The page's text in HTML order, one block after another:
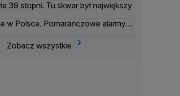
39 stopni. Tu skwar był największy
w Polsce. Pomarańczowe alarmy w
Zobacz wszystkie